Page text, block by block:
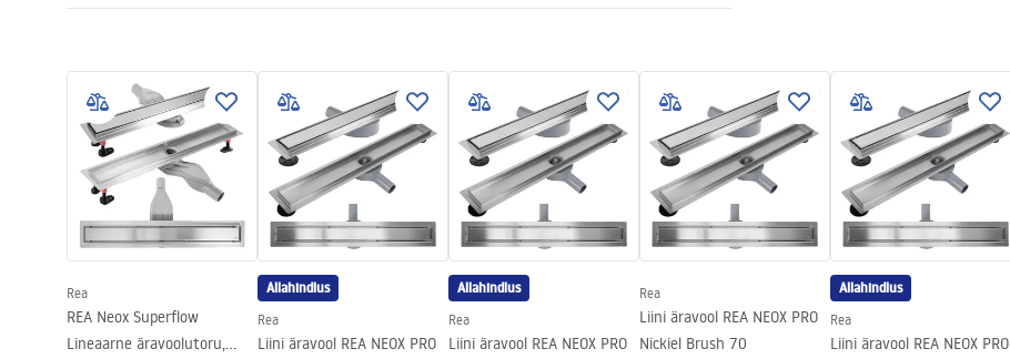
Äravoolu pikkus (cm)
70
Kraanikaussi tüüp
ühepoolne plaadi sisestamiseks
Mahutavus
0,45 l/s
Kest
Nano Flex
Garantii
Teraskonstruktsiooni puhul 120 kuud, muude
elementide puhul 24 kuud
LINEAR-3.pdf
Rea
REA Neox Superflow
Lineaarne äravoolutoru,
Allahindlus
Rea
Liini äravool REA NEOX PRO
Allahindlus
Rea
Liini äravool REA NEOX PRO
Rea
Liini äravool REA NEOX PRO
Nickiel Brush 70
Allahindlus
Rea
Liini äravool REA NEOX PRO